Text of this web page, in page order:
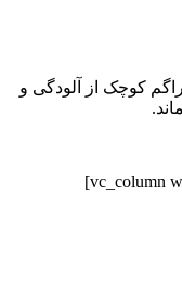
کوچک از آلودگی و
[/vc_column_text][/vc_column][vc_column width=”1/3″]